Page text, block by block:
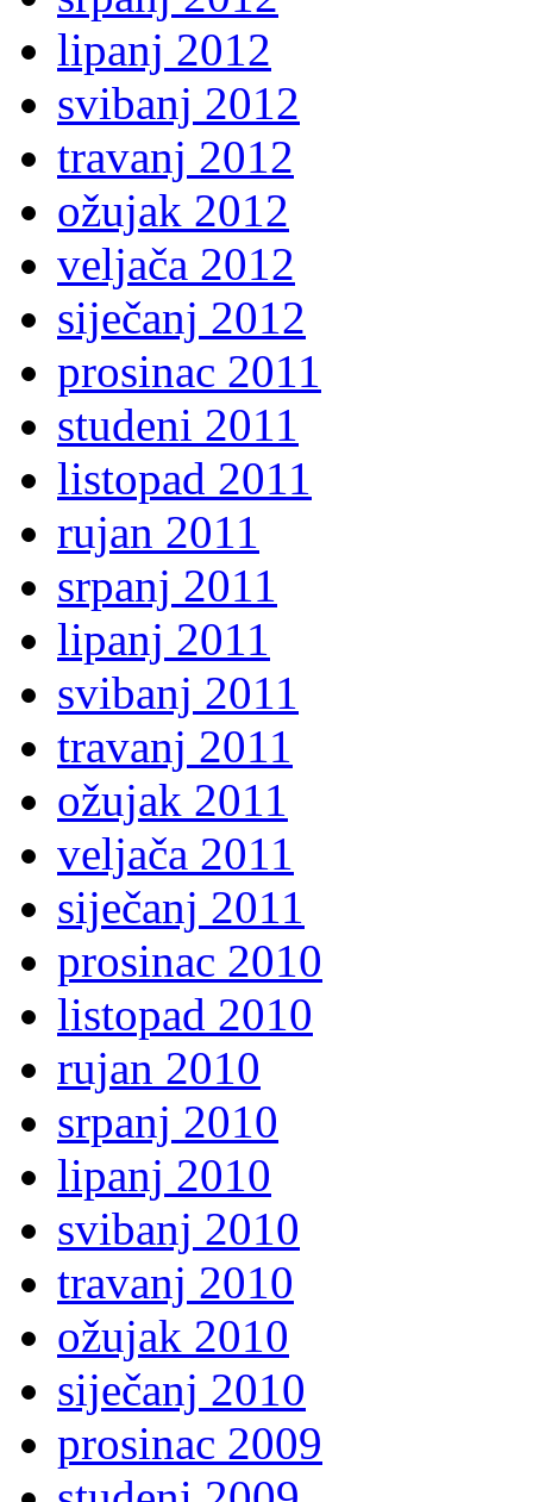
lipanj 2012
svibanj 2012
travanj 2012
ožujak 2012
veljača 2012
siječanj 2012
prosinac 2011
studeni 2011
listopad 2011
rujan 2011
srpanj 2011
lipanj 2011
svibanj 2011
travanj 2011
ožujak 2011
veljača 2011
siječanj 2011
prosinac 2010
listopad 2010
rujan 2010
srpanj 2010
lipanj 2010
svibanj 2010
travanj 2010
ožujak 2010
siječanj 2010
prosinac 2009